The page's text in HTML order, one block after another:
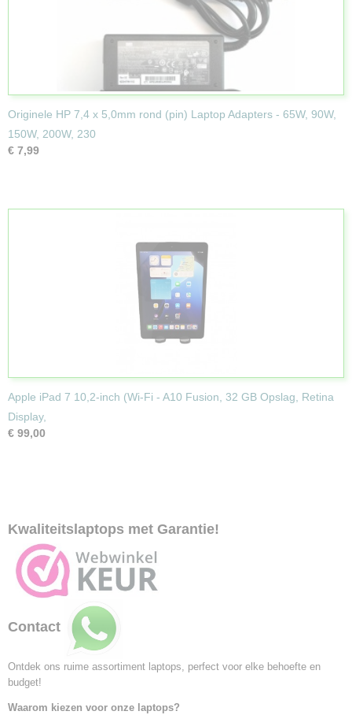
Originele HP 7,4 x 5,0mm rond (pin) Laptop Adapters - 65W, 90W,
150W, 200W, 230
€ 7,99
Apple iPad 7 10,2-inch (Wi-Fi - A10 Fusion, 32 GB Opslag, Retina
Display,
€ 99,00
Kwaliteitslaptops met Garantie!
Contact
Ontdek ons ruime assortiment laptops, perfect voor elke behoefte en
budget!
Waarom kiezen voor onze laptops?